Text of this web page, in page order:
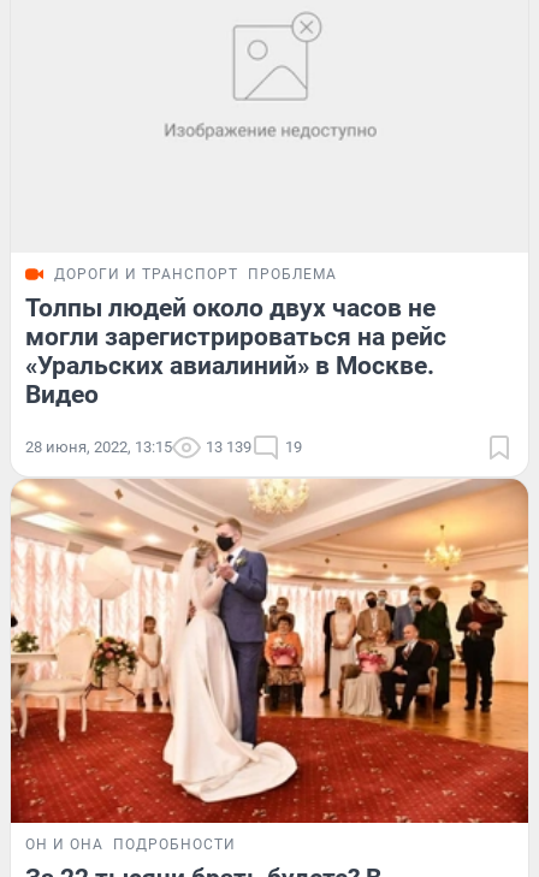
ДОРОГИ И ТРАНСПОРТ ПРОБЛЕМА
Толпы людей около двух часов не
могли зарегистрироваться на рейс
«Уральских авиалиний» в Москве.
Видео
28 июня, 2022, 13:15 13 139 19
ОН И ОНА ПОДРОБНОСТИ